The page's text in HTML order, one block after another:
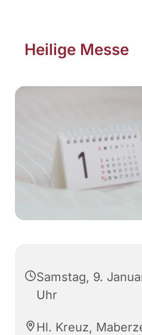
Heilige Messe
Samstag, 9.
Uhr
Hl. Kreuz,